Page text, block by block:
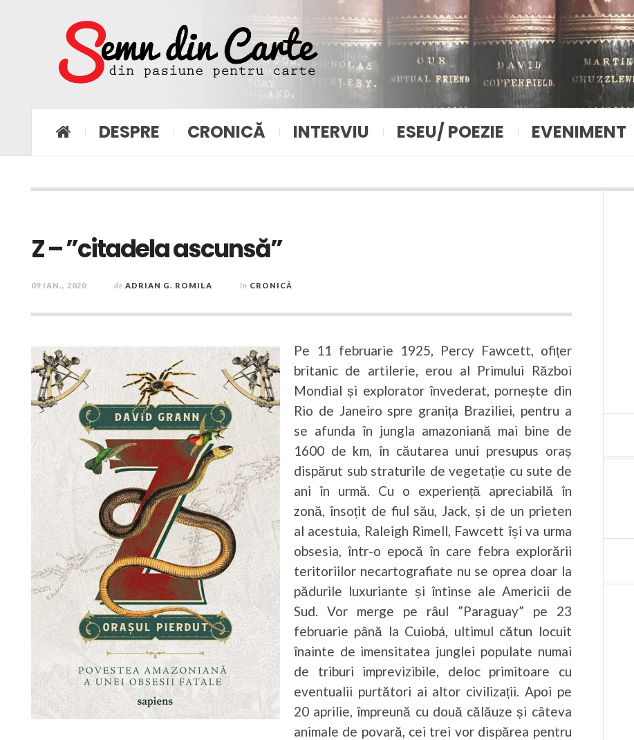
DESPRE CRONICĂ INTERVIU ESEU/ POEZIE EVENIMENT
Z – ”citadela ascunsă”
09 IAN., 2020 de ADRIAN G. ROMILA în CRONICĂ
Pe 11 februarie 1925, Percy Fawcett, ofițer
britanic de artilerie, erou al Primului Război
Mondial și explorator învederat, pornește din
Rio de Janeiro spre granița Braziliei, pentru a
se afunda în jungla amazoniană mai bine de
1600 de km, în căutarea unui presupus oraș
dispărut sub straturile de vegetație cu sute de
ani în urmă. Cu o experiență apreciabilă în
zonă, însoțit de fiul său, Jack, și de un prieten
al acestuia, Raleigh Rimell, Fawcett își va urma
obsesia, într-o epocă în care febra explorării
teritoriilor necartografiate nu se oprea doar la
pădurile luxuriante și întinse ale Americii de
Sud. Vor merge pe râul ”Paraguay” pe 23
februarie până la Cuiobá, ultimul cătun locuit
înainte de imensitatea junglei populate numai
de triburi imprevizibile, deloc primitoare cu
eventualii purtători ai altor civilizații. Apoi pe
20 aprilie, împreună cu două călăuze și câteva
animale de povară, cei trei vor dispărea pentru